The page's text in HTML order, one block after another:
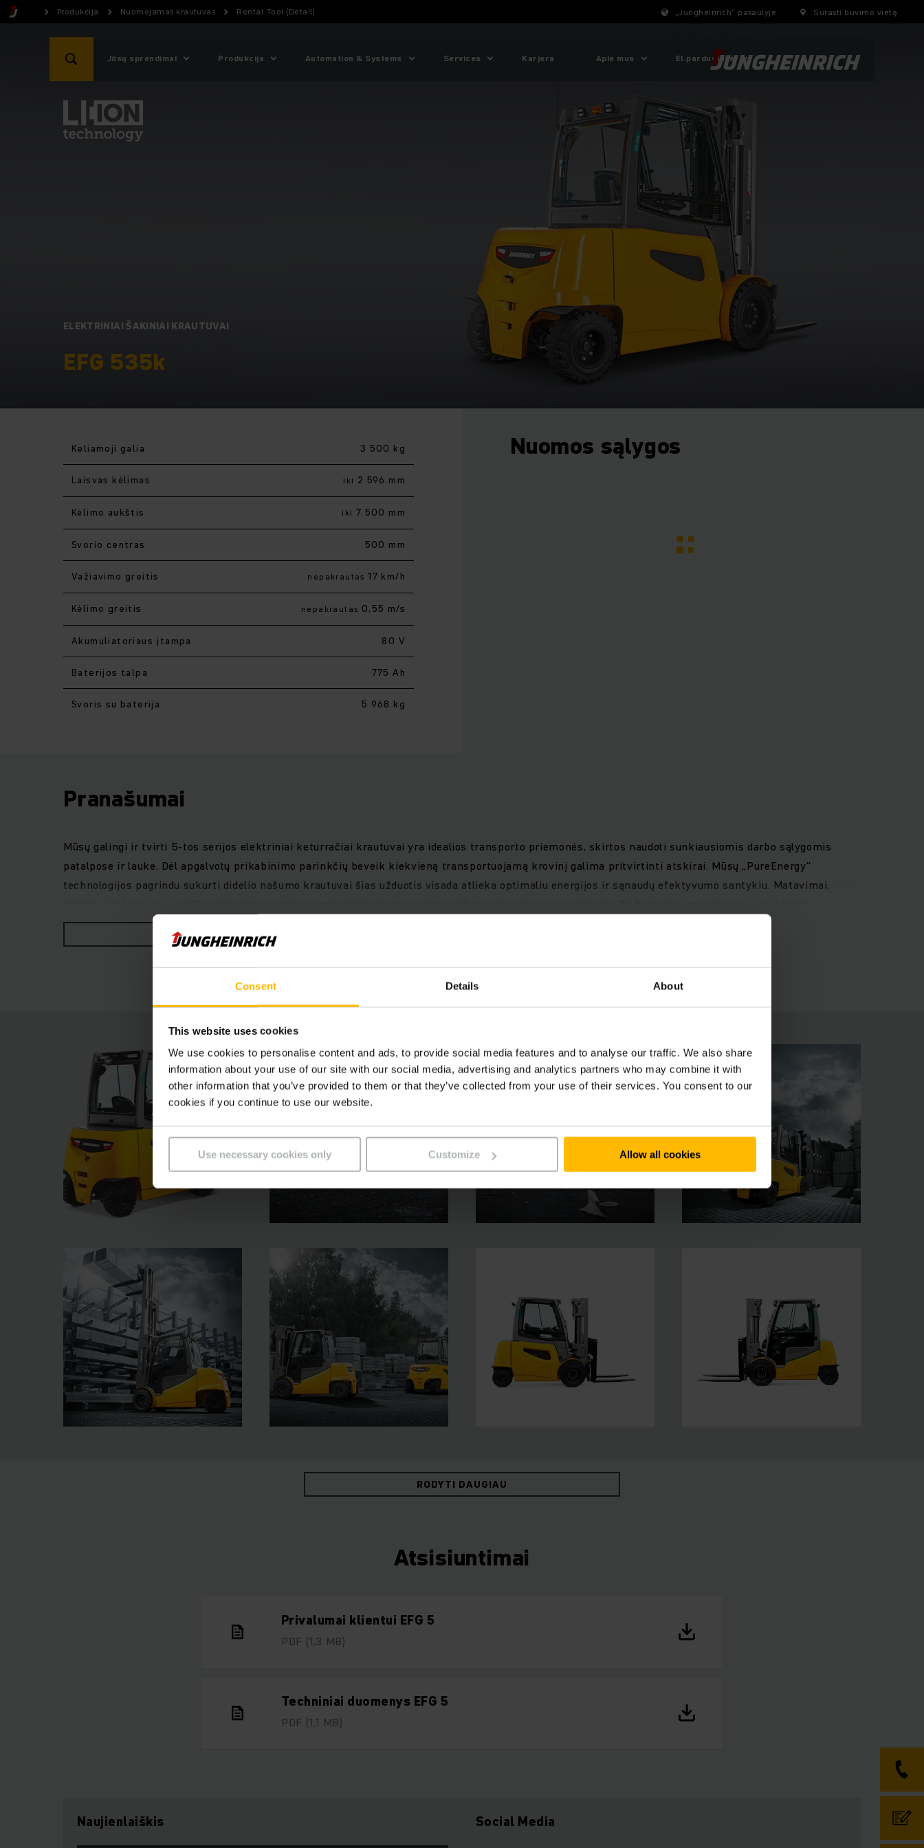
Consent Details About
This website uses cookies
We use cookies to personalise content and ads, to provide social media features and to analyse our traffic. We also share
information about your use of our site with our social media, advertising and analytics partners who may combine it with
other information that you’ve provided to them or that they’ve collected from your use of their services. You consent to our
cookies if you continue to use our website.
Use necessary cookies only Customize Allow all cookies
Produkcija Nuomojamas krautuvas Rental Tool (Detail) „Jungheinrich“ pasaulyje Surasti buvimo vietą
Jūsų sprendimai Produkcija Automation & Systems Services Karjera Apie mus El.parduotuvė
ELEKTRINIAI ŠAKINIAI KRAUTUVAI
EFG 535k
Keliamoji galia 3 500 kg
Laisvas kėlimas iki 2 596 mm
Kėlimo aukštis iki 7 500 mm
Svorio centras 500 mm
Važiavimo greitis nepakrautas 17 km/h
Kėlimo greitis nepakrautas 0,55 m/s
Akumuliatoriaus įtampa 80 V
Baterijos talpa 775 Ah
Svoris su baterija 5 968 kg
Nuomos sąlygos
Pranašumai
Mūsų galingi ir tvirti 5-tos serijos elektriniai keturračiai krautuvai yra idealios transporto priemonės, skirtos naudoti sunkiausiomis darbo sąlygomis
patalpose ir lauke. Dėl apgalvotų prikabinimo parinkčių beveik kiekvieną transportuojamą krovinį galima pritvirtinti atskirai. Mūsų „PureEnergy“
technologijos pagrindu sukurti didelio našumo krautuvai šias užduotis visada atlieka optimaliu energijos ir sąnaudų efektyvumo santykiu. Matavimai,
konkurentų modeliai. Kompaktiškas kėlimo stiebas su išplėstu matymo lauku ir protingais valdymo elementais, pritaikytais prie kiekvieno vairuotojo ir
naudojimo profilio, užtikrina visišką bet kokio transportavimo našumą. Įvairios pagalbinės sistemos ir įrangos variantai užtikrina saugų ir efektyvų darbą
RODYTI DAUGIAU
RODYTI DAUGIAU
Atsisiuntimai
Privalumai klientui EFG 5
PDF (1,3 MB)
Techniniai duomenys EFG 5
PDF (1,1 MB)
Naujienlaiškis Social Media